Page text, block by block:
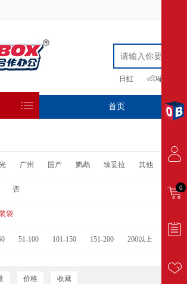
日虹 e印硒鼓
首页 专
广州 国产 鹦鹉 臻妥拉 其他
否
袋
51-100 101-150 151-200 200以上
价格 收藏
0